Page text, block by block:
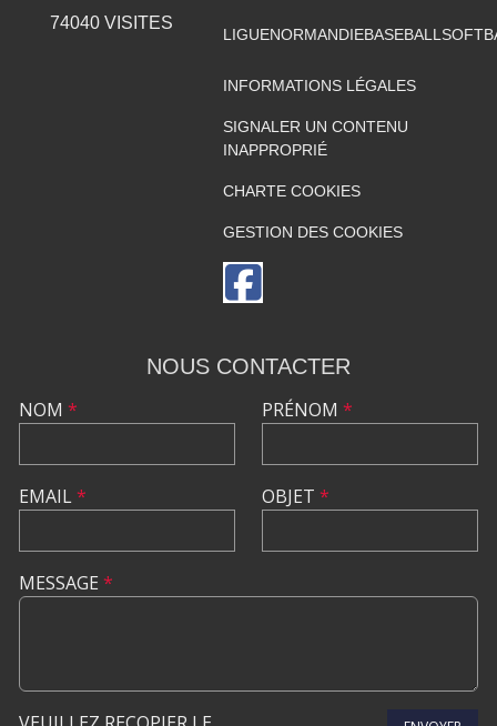
74040VISITES
INFORMATIONS LÉGALES
SIGNALER UN CONTENU
INAPPROPRIÉ
CHARTE COOKIES
GESTION DES COOKIES
NOUS CONTACTER
NOM *
EMAIL*
PRÉNOM *
OBJET *
MESSAGE *